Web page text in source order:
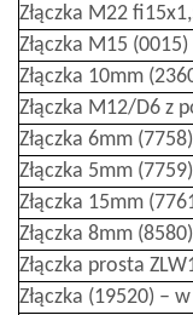
Złączka M22
Złączka M15
Złączka 10mm
Złączka M12/D6 z
Złączka 6mm
Złączka 5mm
Złączka 15mm
Złączka 8mm
Złączka prosta
Złączka (19520) –